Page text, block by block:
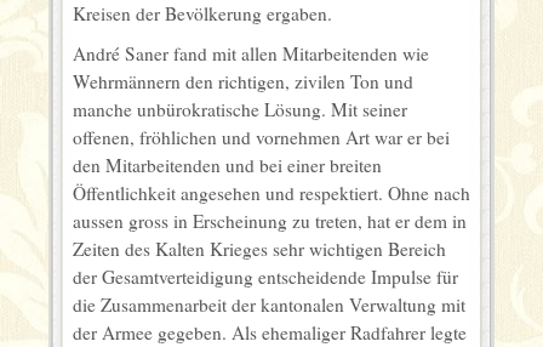
Kreisen der Bevölkerung ergaben.
André Saner fand mit allen Mit­arbeitenden wie
Wehrmännern den richtigen, zivilen Ton und
manche unbürokratische Lösung. Mit seiner
offenen, fröhlichen und vornehmen Art war er bei
den Mitarbeitenden und bei einer breiten
Öffentlichkeit angesehen und respektiert. Ohne nach
aussen gross in Erscheinung zu treten, hat er dem in
Zeiten des Kalten Krieges sehr wichtigen Bereich
der Gesamtverteidigung entscheidende Impulse für
die Zusammenarbeit der kantonalen Verwaltung mit
der Armee gegeben. Als ehemaliger Radfahrer legte